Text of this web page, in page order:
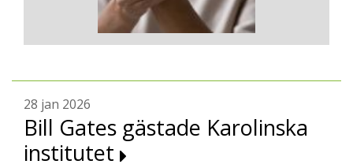
28 jan 2026
Bill Gates gästade Karolinska
institutet